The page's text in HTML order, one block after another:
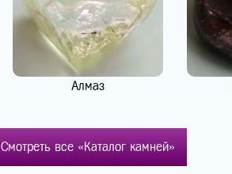
Алмаз
Смотреть все «Каталог камней»